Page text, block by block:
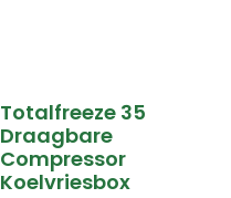
Totalfreeze 35
Draagbare
Compressor
Koelvriesbox